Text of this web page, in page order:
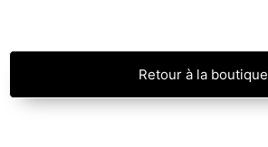
Retour à la boutique